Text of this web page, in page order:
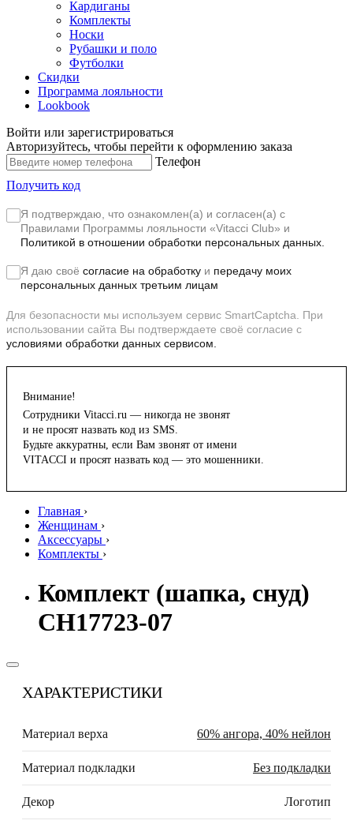
Кардиганы
Комплекты
Носки
Рубашки и поло
Футболки
Скидки
Программа лояльности
Lookbook
Войти или зарегистрироваться
Авторизуйтесь, чтобы перейти к оформлению заказа
Телефон
Получить код
Я подтверждаю, что ознакомлен(а) и согласен(а) с
Правилами Программы лояльности «Vitacci Club» и
Политикой в отношении обработки персональных данных.
Я даю своё согласие на обработку и передачу моих
персональных данных третьим лицам
Для безопасности мы используем сервис SmartCaptcha. При
использовании сайта Вы подтверждаете своё согласие с
условиями обработки данных сервисом.
Внимание!
Сотрудники Vitacci.ru — никогда не звонят
и не просят назвать код из SMS.
Будьте аккуратны, если Вам звонят от имени
VITACCI и просят назвать код — это мошенники.
Главная ›
Женщинам ›
Аксессуары ›
Комплекты ›
Комплект (шапка, снуд)
CH17723-07
ХАРАКТЕРИСТИКИ
Материал верха 60% ангора, 40% нейлон
Материал подкладки Без подкладки
Декор Логотип